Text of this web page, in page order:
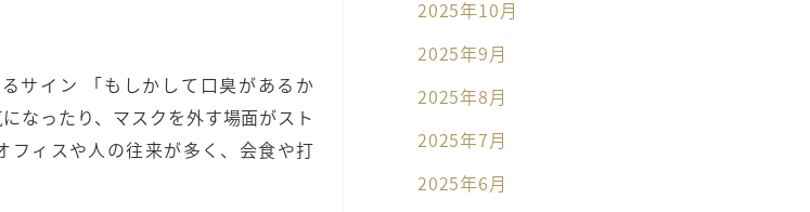
サイン 「もしかして口臭があるか
なったり、マスクを外す場面がスト
フィスや人の往来が多く、会食や打
2025年10月
2025年9月
2025年8月
2025年7月
2025年6月